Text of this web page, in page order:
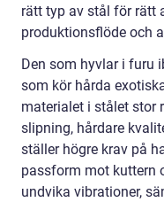
rätt typ av stål för rätt
produktionsflöde och
Den som hyvlar i furu
som kör hårda
materialet i stålet stor
slipning, hårdare
ställer högre krav på
passform mot kuttern
undvika vibrationer,